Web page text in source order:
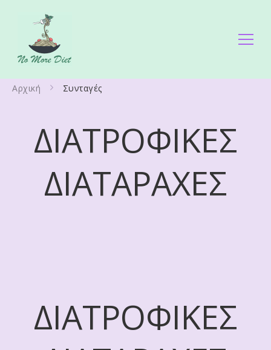
No More Diet
Αρχική Συνταγές
ΔΙΑΤΡΟΦΙΚΕΣ
ΔΙΑΤΑΡΑΧΕΣ
ΔΙΑΤΡΟΦΙΚΕΣ